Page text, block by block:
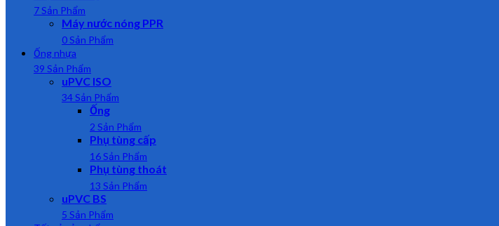
7 Sản Phẩm
Máy nước nóng PPR
0 Sản Phẩm
Ống nhựa
39 Sản Phẩm
uPVC ISO
34 Sản Phẩm
Ống
2 Sản Phẩm
Phụ tùng cấp
16 Sản Phẩm
Phụ tùng thoát
13 Sản Phẩm
uPVC BS
5 Sản Phẩm